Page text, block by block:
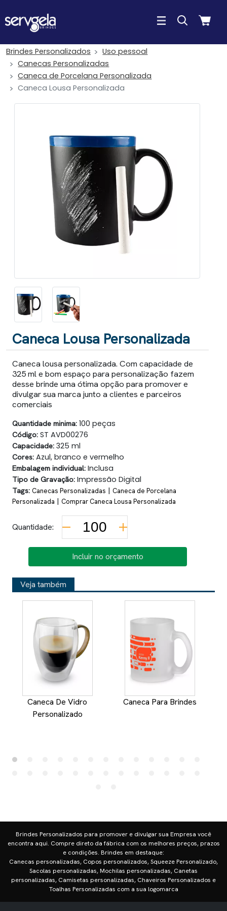
Brindes Personalizados
Uso pessoal
Canecas Personalizadas
Caneca de Porcelana Personalizada
Caneca Lousa Personalizada
Caneca Lousa Personalizada
Caneca lousa personalizada. Com capacidade de
325 ml e bom espaço para personalização fazem
desse brinde uma ótima opção para promover e
divulgar sua marca junto a clientes e parceiros
comerciais
Quantidade minima: 100 peças
Código: ST AVD00276
Capacidade: 325 ml
Cores: Azul, branco e vermelho
Embalagem individual: Inclusa
Tipo de Gravação: Impressão Digital
Tags: Canecas Personalizadas | Caneca de Porcelana
Personalizada | Comprar Caneca Lousa Personalizada
Quantidade:
Incluir no orçamento
Veja também
Caneca De Vidro
Personalizado
Caneca Para Brindes
Brindes Personalizados para promover e divulgar sua Empresa você
encontra aqui. Compre direto da fábrica com os melhores preços, prazos
e condições. Brindes em destaque:
Canecas personalizadas, Copos personalizados, Squeeze Personalizado,
Sacolas personalizadas, Mochilas personalizadas, Canetas
personalizadas, Camisetas personalizadas, Chaveiros Personalizados e
Toalhas Personalizadas com a sua logomarca